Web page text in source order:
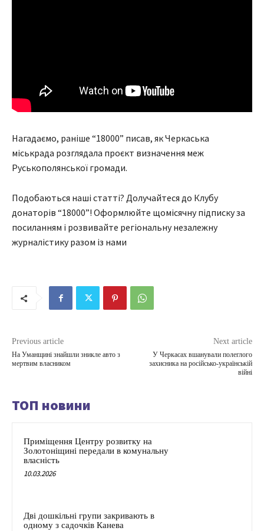
Нагадаємо, раніше “18000” писав, як Черкаська
міськрада розглядала проєкт визначення меж
Руськополянської громади.
Подобаються наші статті? Долучайтеся до Клубу
донаторів “18000”! Оформлюйте щомісячну підписку за
посиланням і розвивайте регіональну незалежну
журналістику разом із нами
Previous article
На Уманщині знайшли зникле авто з
мертвим власником
Next article
У Черкасах вшанували полеглого
захисника на російсько-українській
війні
ТОП новини
Приміщення Центру розвитку на
Золотоніщині передали в комунальну
власність
10.03.2026
Дві дошкільні групи закривають в
одному з садочків Канева